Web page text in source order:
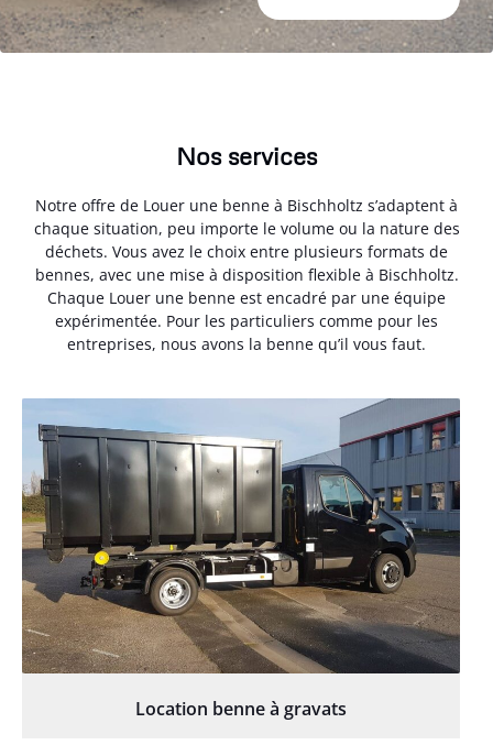
Nos services
Notre offre de Louer une benne à Bischholtz s’adaptent à
chaque situation, peu importe le volume ou la nature des
déchets. Vous avez le choix entre plusieurs formats de
bennes, avec une mise à disposition flexible à Bischholtz.
Chaque Louer une benne est encadré par une équipe
expérimentée. Pour les particuliers comme pour les
entreprises, nous avons la benne qu’il vous faut.
Location benne à gravats